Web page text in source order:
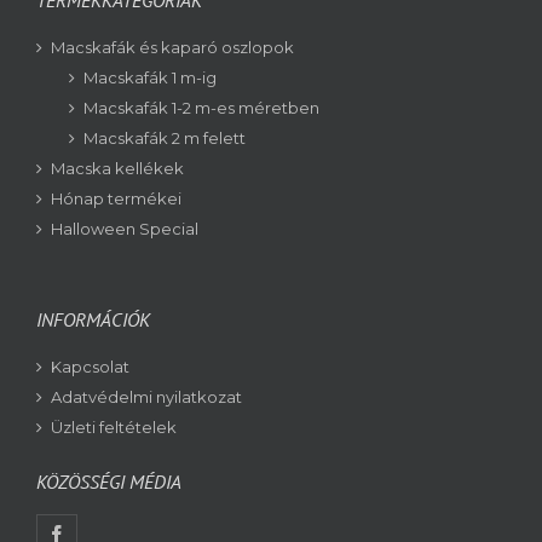
Macskafák és kaparó oszlopok
Macskafák 1 m-ig
Macskafák 1-2 m-es méretben
Macskafák 2 m felett
Macska kellékek
Hónap termékei
Halloween Special
INFORMÁCIÓK
Kapcsolat
Adatvédelmi nyilatkozat
Üzleti feltételek
KÖZÖSSÉGI MÉDIA